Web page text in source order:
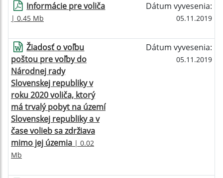
Informácie pre voliča
| 0.45 Mb
Dátum vyvesenia:
05.11.2019
Žiadosť o voľbu
poštou pre voľby do
Národnej rady
Slovenskej republiky v
roku 2020 voliča, ktorý
má trvalý pobyt na území
Slovenskej republiky a v
čase volieb sa zdržiava
mimo jej územia | 0.02
Mb
Dátum vyvesenia:
05.11.2019